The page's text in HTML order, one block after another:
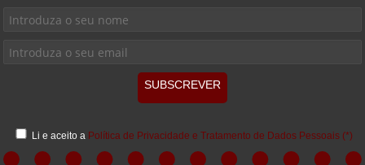
SUBSCREVER
Li e aceito a Política de Privacidade e Tratamento de Dados Pessoais (*)